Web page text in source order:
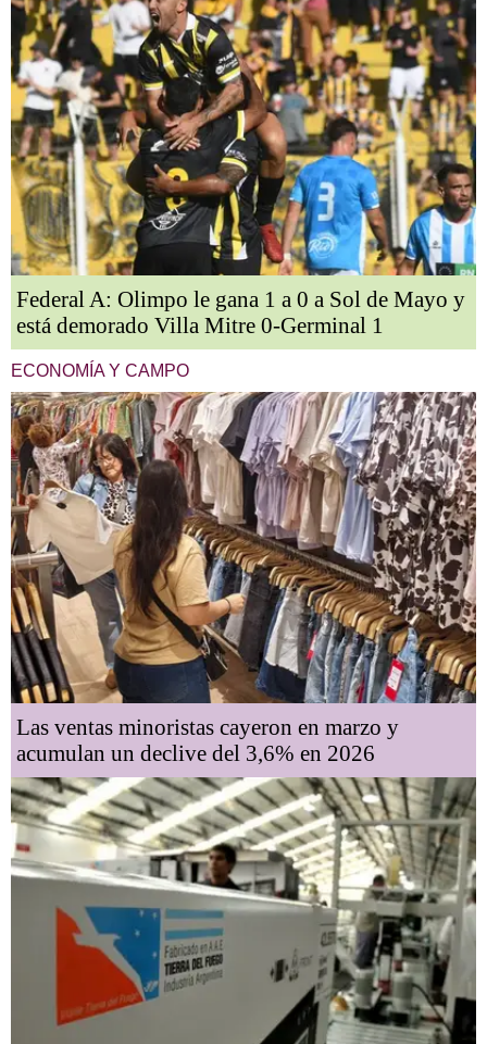
Federal A: Olimpo le gana 1 a 0 a Sol de Mayo y
está demorado Villa Mitre 0-Germinal 1
ECONOMÍA Y CAMPO
Las ventas minoristas cayeron en marzo y
acumulan un declive del 3,6% en 2026